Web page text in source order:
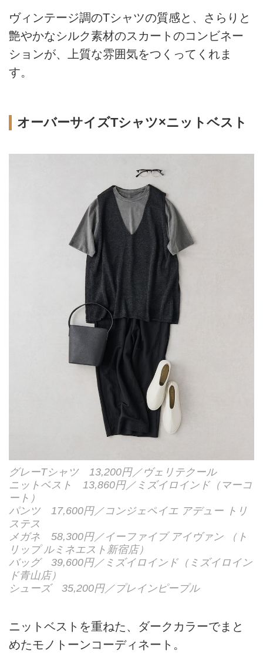
ヴィンテージ調のTシャツの質感と、さらりと
艶やかなシルク素材のスカートのコンビネー
ションが、上質な雰囲気をつくってくれま
す。
オーバーサイズTシャツ×ニットベスト
グレーTシャツ 13,200円／ヴェリテクール
ニットベスト 13,860円／ミズイロインド（マーコ
ート）
パンツ 17,600円／コンジェペイエ アデュー トリ
ステス
メガネ 58,300円／イーファイブ アイヴァン （ト
リップ ルミネエスト新宿店）
バッグ 39,600円／ミズイロインド（ミズイロイン
ド青山店）
シューズ 35,200円／プレインピープル
ニットベストを重ねた、ダークカラーでまと
めたモノトーンコーディネート。